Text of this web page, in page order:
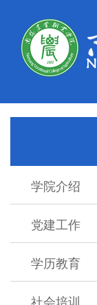
学院介绍
党建工作
学历教育
社会培训